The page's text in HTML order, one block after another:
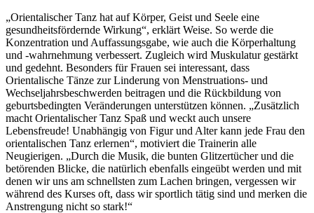
„Orientalischer Tanz hat auf Körper, Geist und Seele eine
gesundheitsfördernde Wirkung“, erklärt Weise. So werde die
Konzentration und Auffassungsgabe, wie auch die Körperhaltung
und -wahrnehmung verbessert. Zugleich wird Muskulatur gestärkt
und gedehnt. Besonders für Frauen sei interessant, dass
Orientalische Tänze zur Linderung von Menstruations- und
Wechseljahrsbeschwerden beitragen und die Rückbildung von
geburtsbedingten Veränderungen unterstützen können. „Zusätzlich
macht Orientalischer Tanz Spaß und weckt auch unsere
Lebensfreude! Unabhängig von Figur und Alter kann jede Frau den
orientalischen Tanz erlernen“, motiviert die Trainerin alle
Neugierigen. „Durch die Musik, die bunten Glitzertücher und die
betörenden Blicke, die natürlich ebenfalls eingeübt werden und mit
denen wir uns am schnellsten zum Lachen bringen, vergessen wir
während des Kurses oft, dass wir sportlich tätig sind und merken die
Anstrengung nicht so stark!“